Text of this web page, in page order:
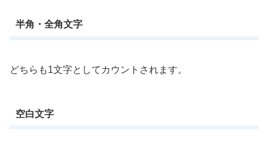
半角・全角文字
どちらも1文字としてカウントされます。
空白文字